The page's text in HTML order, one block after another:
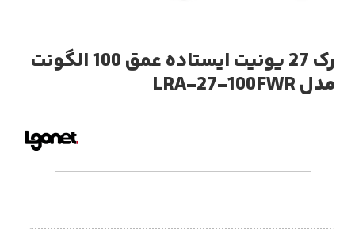
رک 27 یونیت ایستاده عمق 100 الگونت
مدل LRA-27-100FWR